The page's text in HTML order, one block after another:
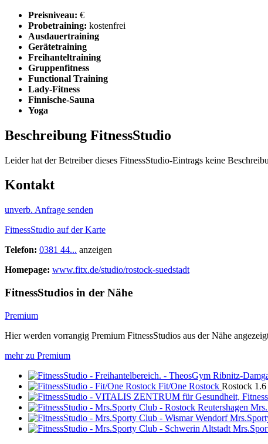
Preisniveau: €
Probetraining: kostenfrei
Ausdauertraining
Gerätetraining
Freihanteltraining
Gruppenfitness
Functional Training
Lady-Fitness
Finnische-Sauna
Yoga
Beschreibung FitnessStudio
Leider hat der Betreiber dieses FitnessStudio-Eintrags keine
Kontakt
unverb. Anfrage senden
FitnessStudio auf der Karte
Telefon: 0381 44... anzeigen
Homepage: www.fitx.de/studio/rostock-suedstadt
FitnessStudios in der Nähe
Premium
Hier werden vorrangig Premium FitnessStudios aus der Nähe
mehr zu Premium
Fit/One Rostock Rostock